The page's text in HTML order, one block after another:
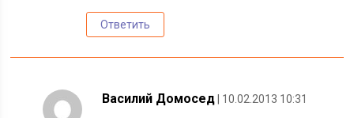
Ответить
Василий Домосед | 10.02.2013 10:31